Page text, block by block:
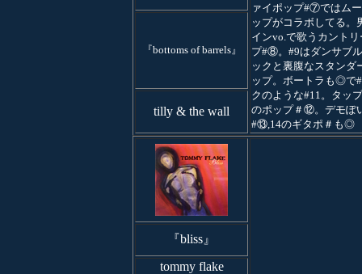
ァイポップ#⑦ではム
ップがコラボしてる。
インvo.で歌うカント
プ#⑧。#9はダンサブ
ックと裏腹なスタンダ
ップ。ボートラも◎で
クのような#11。タッ
のポップ＃⑫。デモぽ
#⑬,14のギタポ＃も◎
『bottoms of barrels』
tilly & the wall
『bliss』
tommy flake